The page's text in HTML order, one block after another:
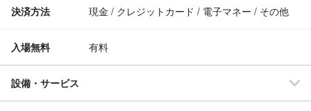
決済方法 現金 / クレジットカード / 電子マネー / その他
入場無料 有料
設備・サービス